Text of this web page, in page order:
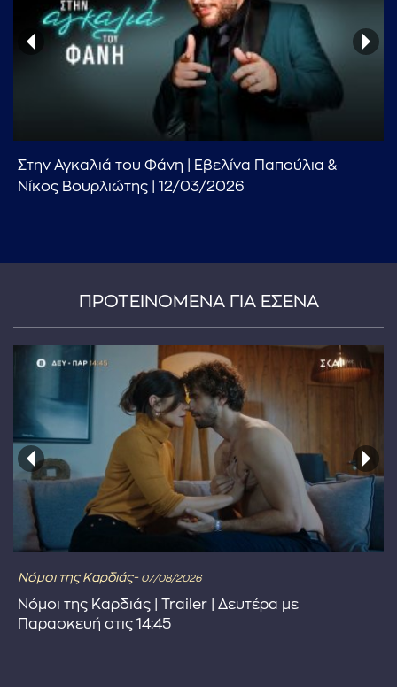
...πληκτρολογήστε κείμενο προς αναζήτηση
Στην Αγκαλιά του Φάνη | Εβελίνα Παπούλια &
Νίκος Βουρλιώτης | 12/03/2026
ΠΡΟΤΕΙΝΟΜΕΝΑ ΓΙΑ ΕΣΕΝΑ
Νόμοι της Καρδιάς- 07/08/2026
Νόμοι της Καρδιάς | Trailer | Δευτέρα με
Παρασκευή στις 14:45